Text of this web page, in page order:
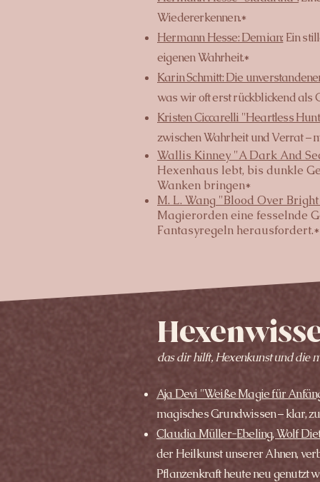
Wiedererkennen.*
Hermann Hesse: Demian: Ein
eigenen Wahrheit.*
Karin Schmitt: Die
was wir oft erst rückblickend als
Kristen Ciccarelli "Heartless
zwischen Wahrheit und Verrat –
Wallis Kinney "A Dark And
Hexenhaus lebt, bis dunkle
Wanken bringen*
M. L. Wang "Blood Over
Magierorden eine fesselnde
Fantasyregeln herausfordert.*
das dir hilft, Hexenkunst und die
Aja Devi "Weiße Magie für
magisches Grundwissen – klar,
Claudia Müller-Ebeling,Wolf
der Heilkunst unserer Ahnen,
Pflanzenkraft heute neu genutzt